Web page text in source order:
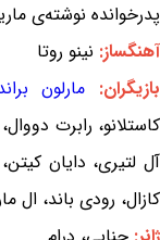
پدرخوانده نوشته‌ی
آهنگساز: نینو روتا
بازیگران: مارلون
کاستلانو، رابرت
آل لتیری، دایان
کازال، رودی باند، ال